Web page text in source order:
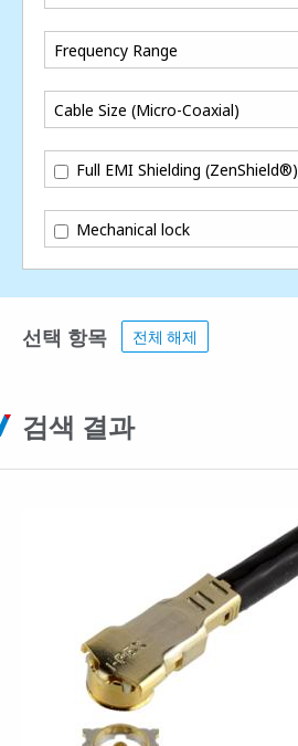
Frequency Range
Cable Size (Micro-Coaxial)
Full EMI Shielding (ZenShield®)
Mechanical lock
선택 항목 전체 해제
검색 결과